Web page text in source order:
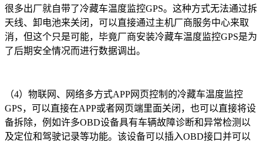
很多出厂就自带了冷藏车温度监控GPS。这种方式无法通过拆
天线、卸电池来关闭，可以直接通过主机厂商服务中心来取
消，但这个只是可能，毕竟厂商安装冷藏车温度监控GPS是为
了后期安全情况而进行数据调出。
（4）物联网、网络多方式APP网页控制的冷藏车温度监控
GPS，可以直接在APP或者网页端里面关闭，也可以直接将设
备拆除，例如许多OBD设备具有车辆故障诊断和异常检测以
及定位和驾驶记录等功能。该设备可以插入OBD接口并可以